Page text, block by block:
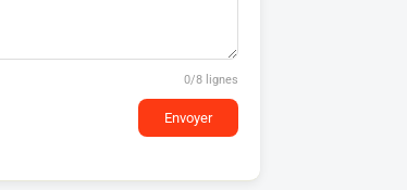
0/8 lignes
Envoyer